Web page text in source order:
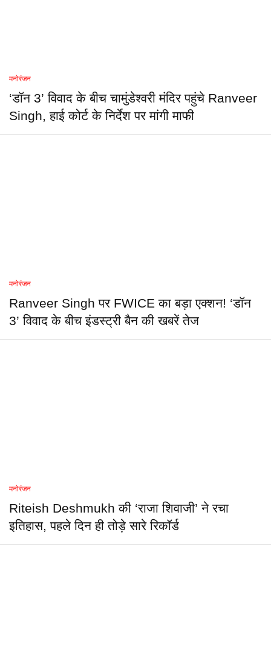
मनोरंजन
‘डॉन 3’ विवाद के बीच चामुंडेश्वरी मंदिर पहुंचे Ranveer
Singh, हाई कोर्ट के निर्देश पर मांगी माफी
मनोरंजन
Ranveer Singh पर FWICE का बड़ा एक्शन! ‘डॉन
3’ विवाद के बीच इंडस्ट्री बैन की खबरें तेज
मनोरंजन
Riteish Deshmukh की ‘राजा शिवाजी’ ने रचा
इतिहास, पहले दिन ही तोड़े सारे रिकॉर्ड